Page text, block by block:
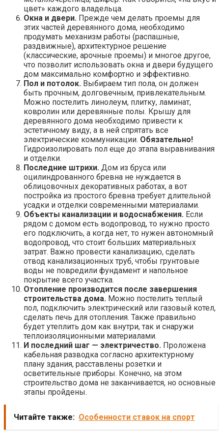
цвет» каждого владельца.
Окна и двери. Прежде чем делать проемы для
этих частей деревянного дома, необходимо
продумать механизм работы (распашные,
раздвижные), архитектурное решение
(классические, арочные проемы) и многое другое,
что позволит использовать окна и двери будущего
дом максимально комфортно и эффективно.
Пол и потолок. Выбираем тип пола, он должен
быть прочным, долговечным, привлекательным.
Можно постелить линолеум, плитку, ламинат,
ковролин или деревянные полы. Крышу для
деревянного дома необходимо привести к
эстетичному виду, а в ней спрятать все
электрические коммуникации. Обязательно!
Гидроизолировать пол еще до этапа выравнивания
и отделки.
Последние штрихи. Дом из бруса или
оцилиндрованного бревна не нуждается в
облицовочных декоративных работах, а вот
постройка из простого бревна требует длительной
усадки и отделки современными материалами.
Объекты канализации и водоснабжения. Если
рядом с домом есть водопровод, то нужно просто
его подключить, а когда нет, то нужен автономный
водопровод, что стоит больших материальных
затрат. Важно провести канализацию, сделать
отвод канализационных труб, чтобы грунтовые
воды не повредили фундамент и напольное
покрытие всего участка.
Отопление производится после завершения
строительства дома. Можно постелить теплый
пол, подключить электрический или газовый котел,
сделать печь для отопления. Также правильно
будет утеплить дом как внутри, так и снаружи
теплоизоляционными материалами.
И последний шаг — электричество. Проложена
кабельная разводка согласно архитектурному
плану здания, расставлены розетки и
осветительные приборы. Конечно, на этом
строительство дома не заканчивается, но основные
этапы пройдены.
Читайте также: Особенности ставок на спорт